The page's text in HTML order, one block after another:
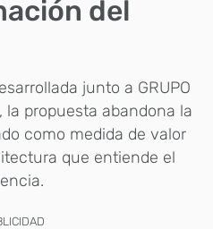
del
junto a GRUPO
la propuesta abandona la
como medida de valor
que entiende el